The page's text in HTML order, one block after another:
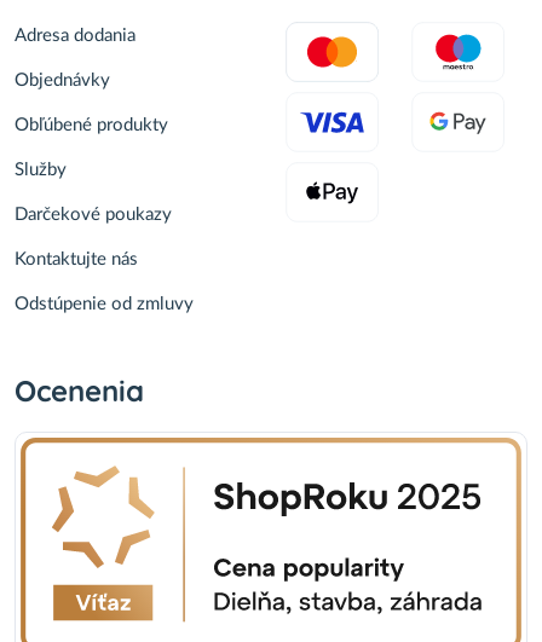
Adresa dodania
Objednávky
Obľúbené produkty
Služby
Darčekové poukazy
Kontaktujte nás
Odstúpenie od zmluvy
Ocenenia